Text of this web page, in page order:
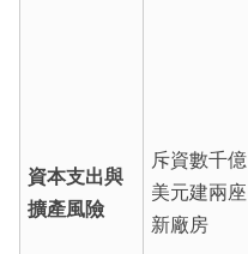
資本支出與
擴產風險
斥資數千億
美元建兩座
新廠房